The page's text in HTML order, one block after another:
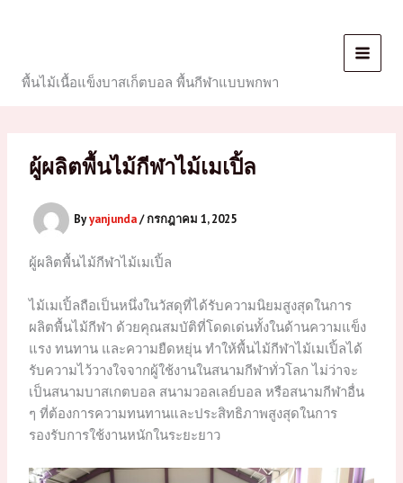
พื้นไม้เนื้อแข็งบาสเก็ตบอล พื้นกีฬาแบบพกพา
ผู้ผลิตพื้นไม้กีฬาไม้เมเปิ้ล
Byyanjunda/กรกฎาคม 1, 2025
ผู้ผลิตพื้นไม้กีฬาไม้เมเปิ้ล
ไม้เมเปิ้ลถือเป็นหนึ่งในวัสดุที่ได้รับความนิยมสูงสุดในการ
ผลิตพื้นไม้กีฬา ด้วยคุณสมบัติที่โดดเด่นทั้งในด้านความแข็ง
แรง ทนทาน และความยืดหยุ่น ทำให้พื้นไม้กีฬาไม้เมเปิ้ลได้
รับความไว้วางใจจากผู้ใช้งานในสนามกีฬาทั่วโลก ไม่ว่าจะ
เป็นสนามบาสเกตบอล สนามวอลเลย์บอล หรือสนามกีฬาอื่น
ๆ ที่ต้องการความทนทานและประสิทธิภาพสูงสุดในการ
รองรับการใช้งานหนักในระยะยาว